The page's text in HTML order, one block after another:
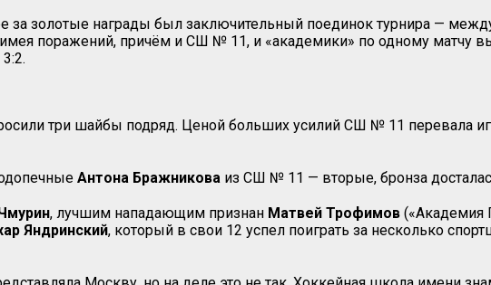
за золотые награды был заключительный поединок турнира —
поражений, причём и СШ № 11, и «академики» по одному матчу
три шайбы подряд. Ценой больших усилий СШ № 11 перевала
Антона Бражникова из СШ № 11 — вторые, бронза
, лучшим нападающим признан Матвей Трофимов («Академия
Яндринский, который в свои 12 успел поиграть за несколько